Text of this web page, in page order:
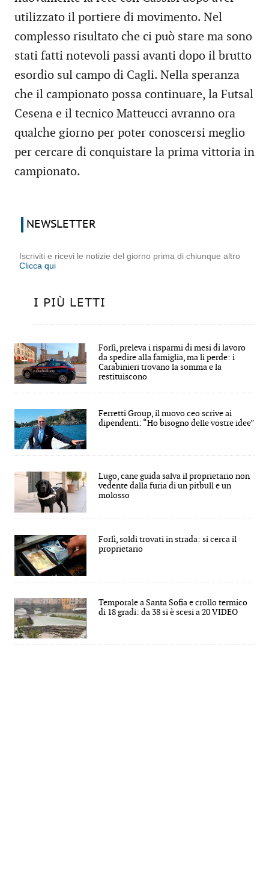
utilizzato il portiere di movimento. Nel
complesso risultato che ci può stare ma sono
stati fatti notevoli passi avanti dopo il brutto
esordio sul campo di Cagli. Nella speranza
che il campionato possa continuare, la Futsal
Cesena e il tecnico Matteucci avranno ora
qualche giorno per poter conoscersi meglio
per cercare di conquistare la prima vittoria in
campionato.
NEWSLETTER
Iscriviti e ricevi le notizie del giorno prima di chiunque altro
Clicca qui
I PIÙ LETTI
Forlì, preleva i risparmi di mesi di lavoro
da spedire alla famiglia, ma li perde: i
Carabinieri trovano la somma e la
restituiscono
Ferretti Group, il nuovo ceo scrive ai
dipendenti: “Ho bisogno delle vostre idee”
Lugo, cane guida salva il proprietario non
vedente dalla furia di un pitbull e un
molosso
Forlì, soldi trovati in strada: si cerca il
proprietario
Temporale a Santa Sofia e crollo termico
di 18 gradi: da 38 si è scesi a 20 VIDEO